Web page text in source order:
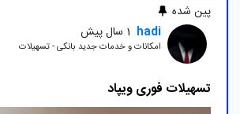
پین شده
hadi 1 سال پیش
امکانات و خدمات جدید بانکی - تسهیلات
تسهیلات فوری ویپاد